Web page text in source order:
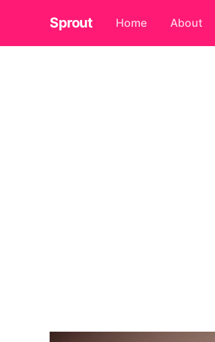
Sprout Home About